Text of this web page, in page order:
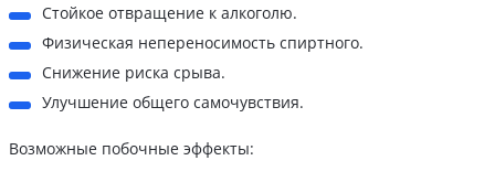
Стойкое отвращение к алкоголю.
Физическая непереносимость спиртного.
Снижение риска срыва.
Улучшение общего самочувствия.
Возможные побочные эффекты: